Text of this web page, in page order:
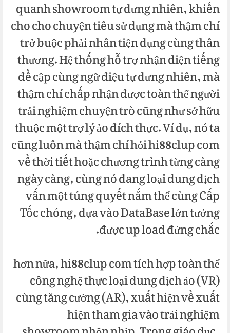
quanh showroom tự dưng nhiên, khiến
cho cho chuyện tiêu sử dụng mà thậm chí
trở buộc phải nhân tiện dụng cùng thân
thương. Hệ thống hỗ trợ nhận diện tiếng
đề cập cùng ngữ điệu tự dưng nhiên, mà
thậm chí chấp nhận được toàn thể người
trải nghiệm chuyện trò cũng như sở hữu
thuộc một trợ lý ảo đích thực. Ví dụ, nó ta
cũng luôn mà thậm chí hỏi hi88clup com
về thời tiết hoặc chương trình từng càng
ngày càng, cùng nó đang loại dung dịch
vấn một túng quyết nắm thể cùng Cấp
Tốc chóng, dựa vào DataBase lớn tưởng
được up load đứng chắc.
hơn nữa, hi88clup com tích hợp toàn thể
công nghệ thực loại dung dịch ảo (VR)
cùng tăng cường (AR), xuất hiện về xuất
hiện tham gia vào trải nghiệm